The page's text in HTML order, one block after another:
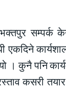
सम्पर्क
। कुनै पनि
कसरी तयार